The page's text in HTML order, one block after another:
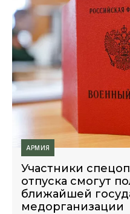
АРМИЯ
Участники
отпуска смогут
ближайшей
медорганизации